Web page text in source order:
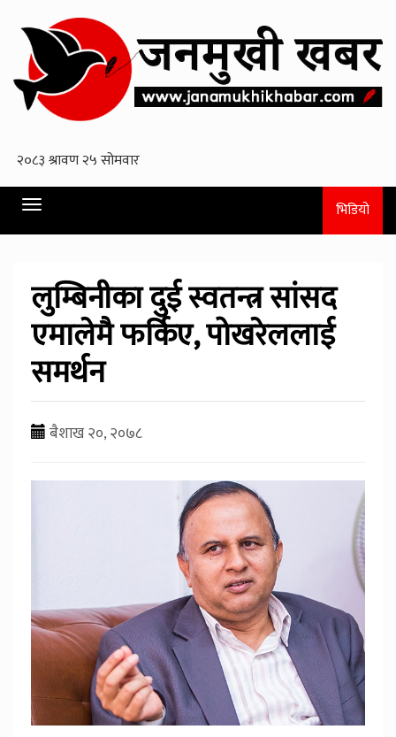
Toggle
navigation
भिडियो
लुम्बिनीका दुई स्वतन्त्र सांसद
एमालेमै फर्किए, पोखरेललाई
समर्थन
बैशाख २०, २०७८